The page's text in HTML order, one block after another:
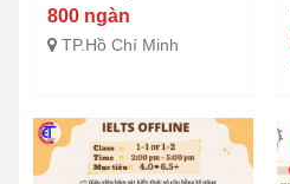
800 ngàn
TP.Hồ Chí Minh